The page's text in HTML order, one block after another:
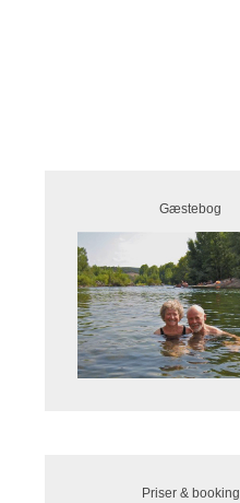
Gæstebog
Priser & booking